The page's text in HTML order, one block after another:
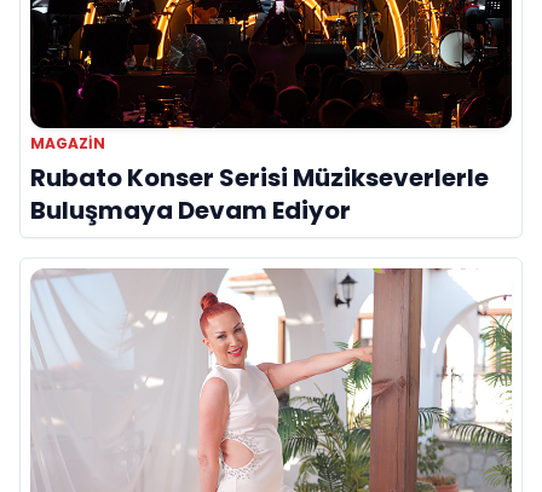
MAGAZIN
Rubato Konser Serisi Müzikseverlerle
Buluşmaya Devam Ediyor